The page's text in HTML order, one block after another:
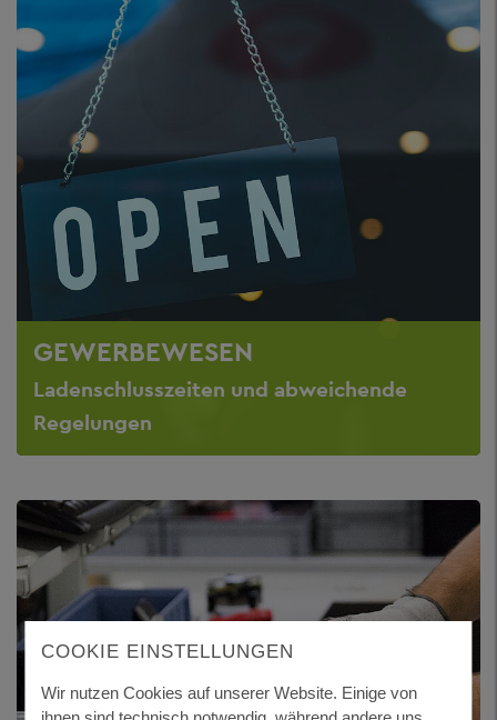
GEWERBEWESEN
Ladenschlusszeiten und abweichende
Regelungen
COOKIE EINSTELLUNGEN
Wir nutzen Cookies auf unserer Website. Einige von